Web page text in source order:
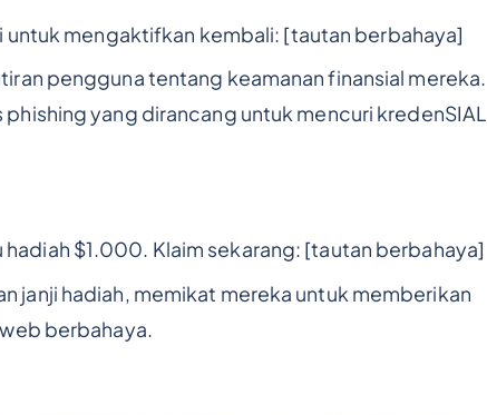
untuk mengaktifkan kembali: [tautan berbahaya]
pengguna tentang keamanan finansial mereka.
yang dirancang untuk mencuri kredenSIAL
$1.000. Klaim sekarang: [tautan berbahaya]
janji hadiah, memikat mereka untuk memberikan
berbahaya.